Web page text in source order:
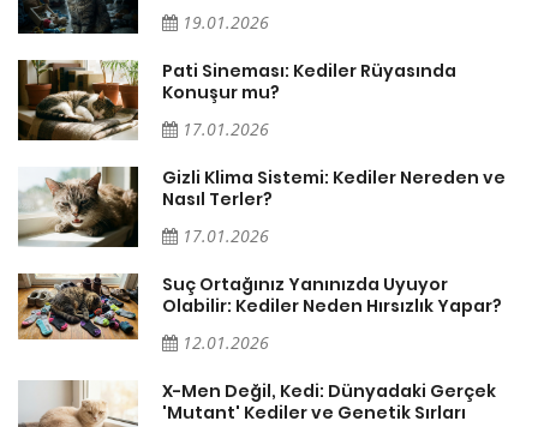
19.01.2026
Pati Sineması: Kediler Rüyasında
Konuşur mu?
17.01.2026
Gizli Klima Sistemi: Kediler Nereden ve
Nasıl Terler?
17.01.2026
Suç Ortağınız Yanınızda Uyuyor
Olabilir: Kediler Neden Hırsızlık Yapar?
12.01.2026
X-Men Değil, Kedi: Dünyadaki Gerçek
'Mutant' Kediler ve Genetik Sırları